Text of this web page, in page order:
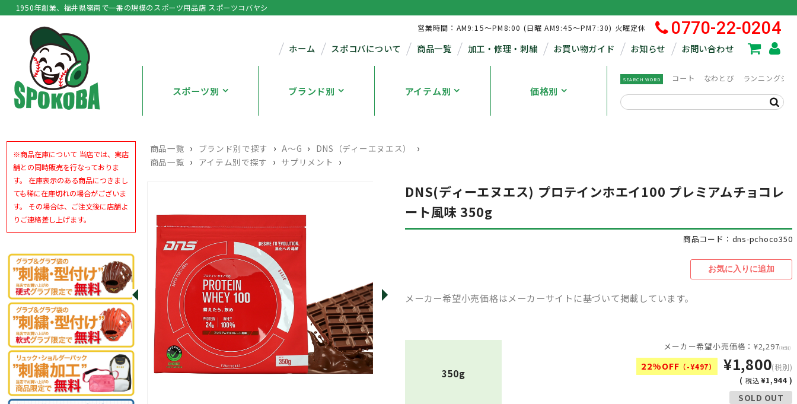
1950年創業、福井県嶺南で一番の規模のスポーツ用品店 スポーツコバヤシ
営業時間：AM9:15～PM8:00 (日曜 AM9:45～PM7:30) 火曜定休
0770-22-0204
ホーム スポコバについて 商品一覧 加工・修理・刺繍 お買い物ガイド お知らせ お問い合わせ
スポーツ別 ブランド別 アイテム別 価格別
SEARCH WORD コート なわとび ランニングシ
商品一覧 › ブランド別で探す › A～G › DNS（ディーエヌエス） ›
商品一覧 › アイテム別で探す › サプリメント ›
DNS(ディーエヌエス) プロテインホエイ100 プレミアムチョコレ
ート風味 350g
商品コード：dns-pchoco350
メーカー希望小売価格はメーカーサイトに基づいて掲載しています。
350g
メーカー希望小売価格：¥2,297(税別)
22%OFF （-¥497） ¥1,800(税別)
( 税込 ¥1,944 )
SOLD OUT
※商品在庫について 当店では、実店
舗との同時販売を行なっておりま
す。 在庫表示のある商品につきまし
ても稀に在庫切れの場合がございま
す。 その場合は、ご注文後に店舗よ
りご連絡差し上げます。